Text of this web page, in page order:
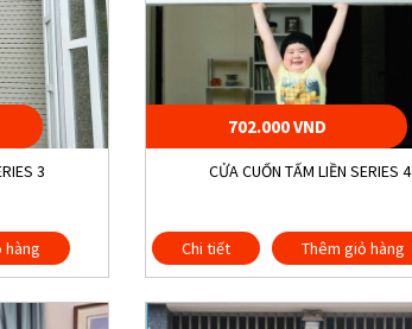
3
hàng
702.000 VND
CỬA CUỐN TẤM LIỀN SERIES 4
Chi tiết Thêm giỏ hàng